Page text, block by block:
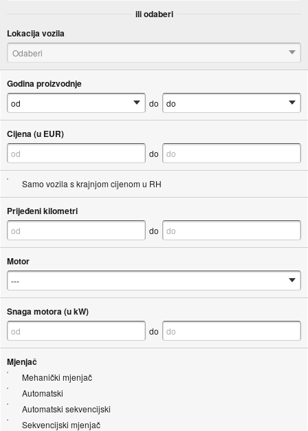
ili odaberi
Lokacija vozila
Odaberi
Godina proizvodnje
do
Cijena (u EUR)
do
Samo vozila s krajnjom cijenom u RH
Prijeđeni kilometri
do
Motor
Snaga motora (u kW)
do
Mjenjač
Mehanički mjenjač
Automatski
Automatski sekvencijski
Sekvencijski mjenjač